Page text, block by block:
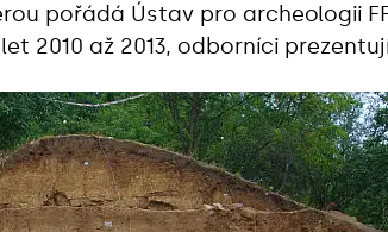
pořádá Ústav pro archeologii
2010 až 2013, odborníci